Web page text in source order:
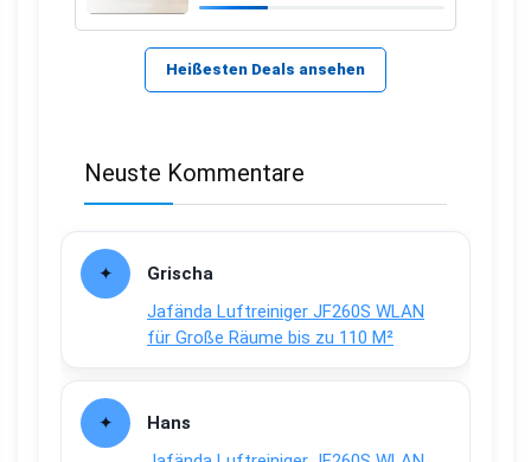
Heißesten Deals ansehen
Neuste Kommentare
Grischa
Jafända Luftreiniger JF260S WLAN
für Große Räume bis zu 110 M²
Hans